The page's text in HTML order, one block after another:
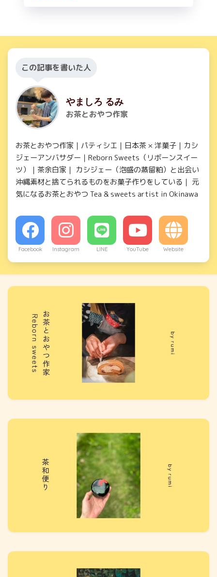
この記事を書いた人
やましろ るみ
お茶とおやつ作家
お茶とおやつ作家｜パティシエ｜日本茶 × 洋菓子｜カシ
ジェーアンバサダー｜Reborn Sweets（リボーンスイー
ツ）｜茶余白家｜ カシジェー（泡盛の蒸留粕）と出会い
沖縄素材と捨てられるものをお菓子作りをしている｜ 元
気になるお茶とおやつ Tea & sweets artist in Okinawa
Facebook Instagram LINE YouTube Website